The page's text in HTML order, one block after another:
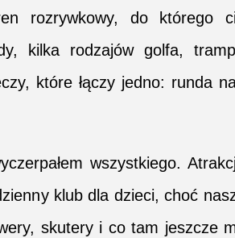
rozrywkowy, do którego
kilka rodzajów golfa,
które łączy jedno: runda
wszystkiego.
klub dla dzieci, choć
skutery i co tam jeszcze